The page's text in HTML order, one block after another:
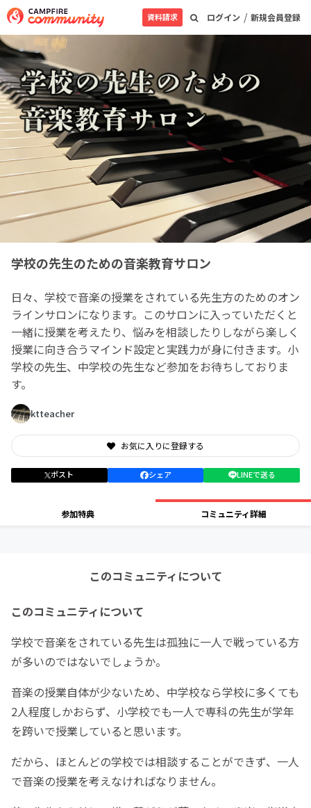
ログイン / 新規会員登録
資料請求
学校の先生のための音楽教育サロン
日々、学校で音楽の授業をされている先生方のためのオン
ラインサロンになります。このサロンに入っていただくと
一緒に授業を考えたり、悩みを相談したりしながら楽しく
授業に向き合うマインド設定と実践力が身に付きます。小
学校の先生、中学校の先生など参加をお待ちしておりま
す。
ktteacher
お気に入りに登録する
ポスト シェア LINEで送る
参加特典 コミュニティ詳細
このコミュニティについて
このコミュニティについて
学校で音楽をされている先生は孤独に一人で戦っている方
が多いのではないでしょうか。
音楽の授業自体が少ないため、中学校なら学校に多くても
2人程度しかおらず、小学校でも一人で専科の先生が学年
を跨いで授業していると思います。
だから、ほとんどの学校では相談することができず、一人
で音楽の授業を考えなければなりません。